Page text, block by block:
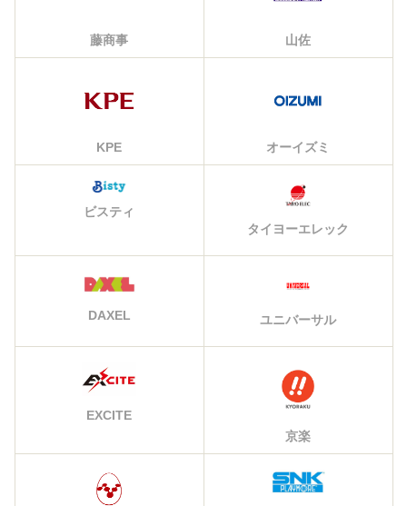
藤商事 山佐
KPE オーイズミ
ビスティ
タイヨーエレック
DAXEL ユニバーサル
EXCITE
京楽